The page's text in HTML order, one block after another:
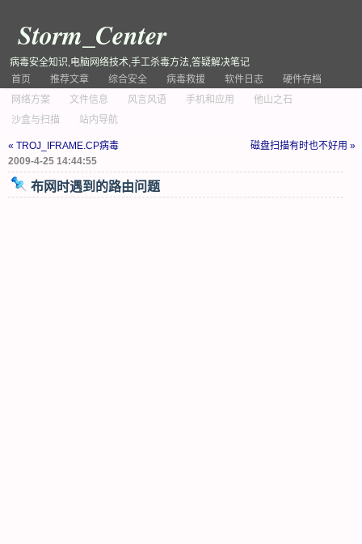
Storm_Center
病毒安全知识,电脑网络技术,手工杀毒方法,答疑解决笔记
首页
推荐文章 综合安全 病毒救援 软件日志
硬件存档
网络方案
文件信息 风言风语 手机和应用
他山之石
沙盒与扫描
站内导航
« TROJ_IFRAME.CP病毒
磁盘扫描有时也不好用 »
2009-4-25 14:44:55
布网时遇到的路由问题